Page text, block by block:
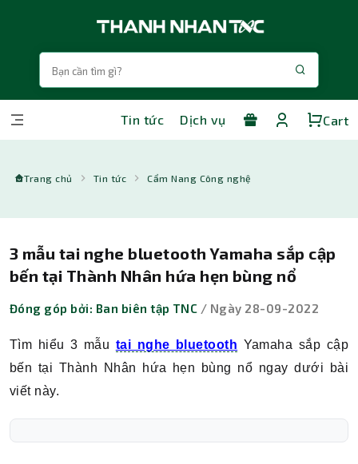
Tin tức Dịch vụ Cart
Trang chủ Tin tức Cẩm Nang Công nghệ
3 mẫu tai nghe bluetooth Yamaha sắp cập
bến tại Thành Nhân hứa hẹn bùng nổ
Đóng góp bởi: Ban biên tập TNC / Ngày 28-09-2022
Tìm hiểu 3 mẫu tai nghe bluetooth Yamaha sắp cập
bến tại Thành Nhân hứa hẹn bùng nổ ngay dưới bài
viết này.